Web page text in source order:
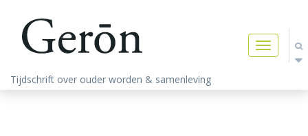
Toggle
navigation
Tijdschrift over ouder worden & samenleving